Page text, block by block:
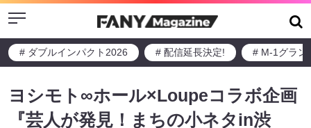
Menu
# ダブルインパクト2026 # 配信延長決定! # M-1グラン
ヨシモト∞ホール×Loupeコラボ企画
『芸人が発見！まちの小ネタin渋